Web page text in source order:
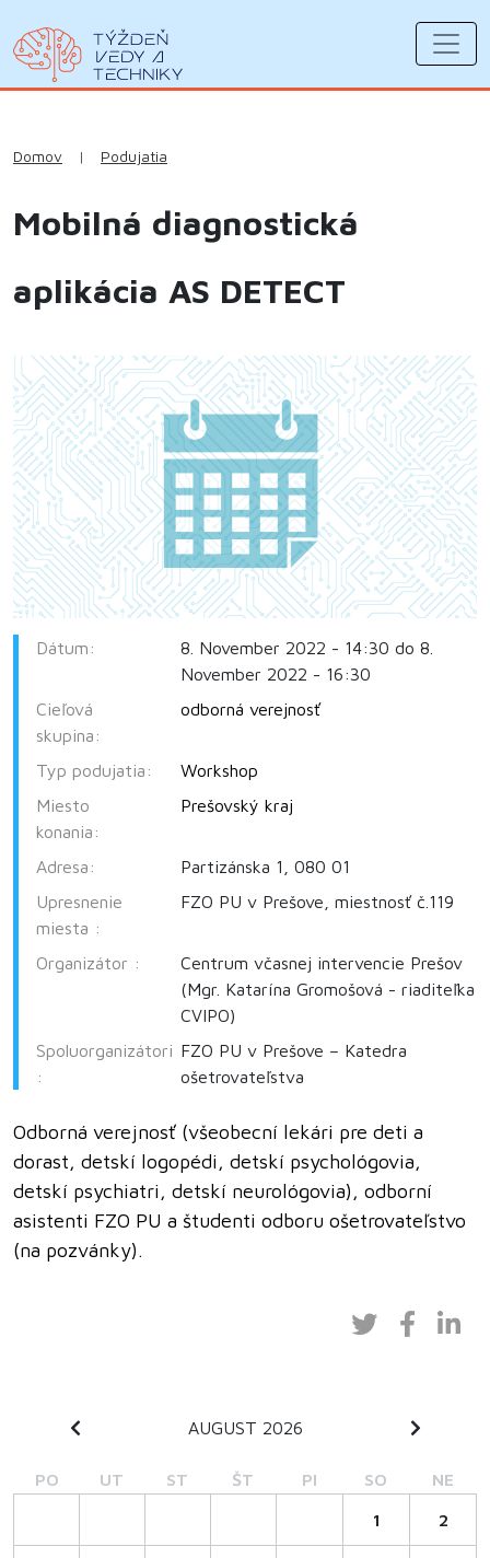
Domov | Podujatia
Mobilná diagnostická
aplikácia AS DETECT
Dátum:
8. November 2022 - 14:30 do 8.
November 2022 - 16:30
Cieľová
skupina:
odborná verejnosť
Typ podujatia:
Workshop
Miesto
konania:
Prešovský kraj
Adresa:
Partizánska 1, 080 01
Upresnenie
miesta :
FZO PU v Prešove, miestnosť č.119
Organizátor :
Centrum včasnej intervencie Prešov
(Mgr. Katarína Gromošová - riaditeľka
CVIPO)
Spoluorganizátori
:
FZO PU v Prešove – Katedra
ošetrovateľstva
Odborná verejnosť (všeobecní lekári pre deti a
dorast, detskí logopédi, detskí psychológovia,
detskí psychiatri, detskí neurológovia), odborní
asistenti FZO PU a študenti odboru ošetrovateľstvo
(na pozvánky).
AUGUST 2026
PO UT ST ŠT PI SO NE
1 2